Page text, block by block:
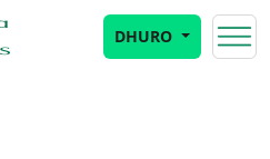
DHURO